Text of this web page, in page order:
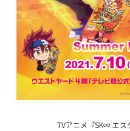
TVアニメ『SK∞ エス